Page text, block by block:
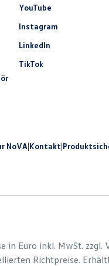
YouTube
Instagram
LinkedIn
TikTok
NoVA|Kontakt|
Euro inkl. MwSt. zzgl.
Richtpreise.